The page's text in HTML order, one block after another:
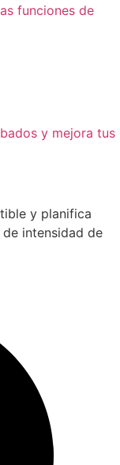
funciones de
y mejora tus
y planifica
intensidad de